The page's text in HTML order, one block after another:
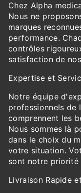
Chez Alpha
Nous ne
marques
performance.
contrôles
satisfaction de
Expertise et
Notre équipe
professionnels de
comprennent les
Nous sommes là
dans le choix du
votre situation.
sont notre priorité
Livraison Rapide